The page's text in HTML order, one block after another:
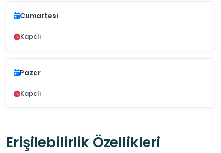
Cumartesi
Kapalı
Pazar
Kapalı
Erişilebilirlik Özellikleri